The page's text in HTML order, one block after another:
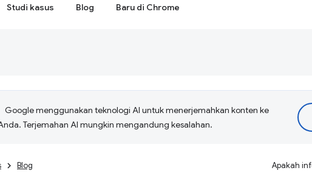
Studi kasus Blog Baru di Chrome
Google menggunakan teknologi AI untuk menerjemahkan konten ke
Terjemahan AI mungkin mengandung kesalahan.
Blog Apakah